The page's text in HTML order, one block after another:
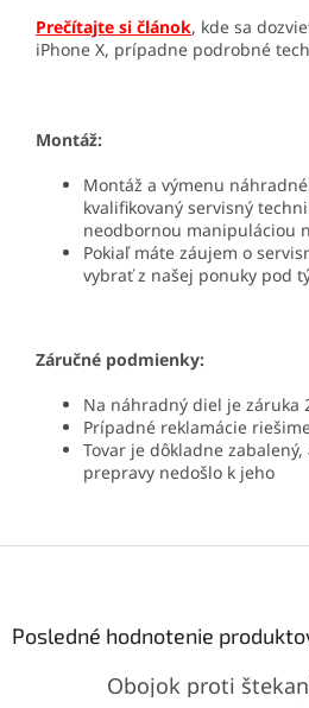
Prečítajte si článok, kde sa
iPhone X, prípadne podrobné
Montáž:
Montáž a výmenu
kvalifikovaný servisný
neodbornou manipuláciou
Pokiaľ máte záujem o
vybrať z našej ponuky pod
Záručné podmienky:
Na náhradný diel je záruka
Prípadné reklamácie
Tovar je dôkladne
prepravy nedošlo k jeho
Posledné hodnotenie
Obojok proti